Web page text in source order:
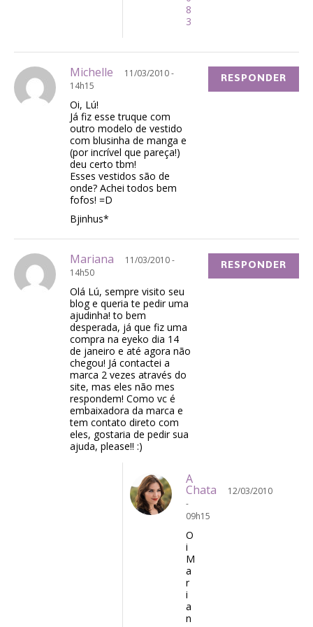
8
3
Michelle
11/03/2010 -
14h15
Oi, Lú!
Já fiz esse truque com
outro modelo de vestido
com blusinha de manga e
(por incrível que pareça!)
deu certo tbm!
Esses vestidos são de
onde? Achei todos bem
fofos! =D
Bjinhus*
RESPONDER
Mariana
11/03/2010 -
14h50
Olá Lú, sempre visito seu
blog e queria te pedir uma
ajudinha! to bem
desperada, já que fiz uma
compra na eyeko dia 14
de janeiro e até agora não
chegou! Já contactei a
marca 2 vezes através do
site, mas eles não mes
respondem! Como vc é
embaixadora da marca e
tem contato direto com
eles, gostaria de pedir sua
ajuda, please!! :)
RESPONDER
A
Chata
12/03/2010
-
09h15
O
i
M
a
r
i
a
n